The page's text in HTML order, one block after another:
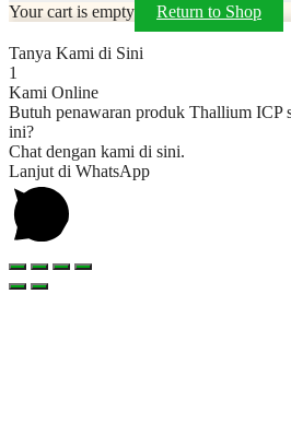
Your cart is empty Return to Shop
Tanya Kami di Sini
1
Kami Online
Butuh penawaran produk Thallium ICP
ini?
Chat dengan kami di sini.
Lanjut di WhatsApp